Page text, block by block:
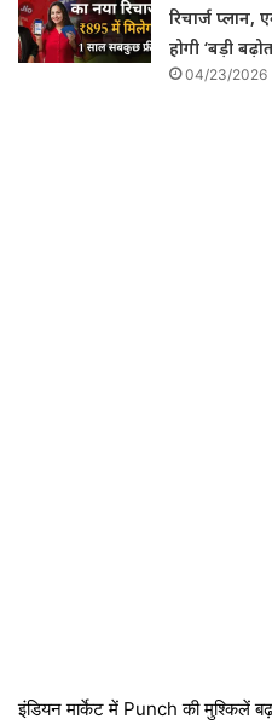
रिचार्ज
होगी ‘बड़ी
04/23/2026
इंडियन मार्केट में Punch की मुश्किलें